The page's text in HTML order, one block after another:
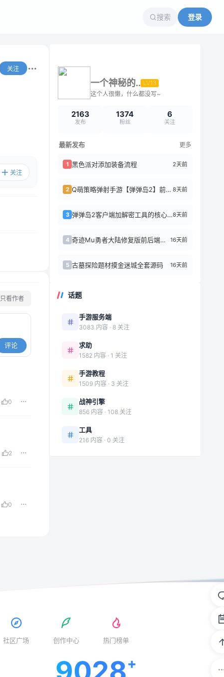
搜索 登录
关注
关注
只看作者
评论
0
2
0
一个神秘的.. LV13
这个人很懒，什么都没写~
2163
发布
1374
粉丝
6
关注
最新发布 更多
1 黑色派对添加装备流程 2天前
2 Q萌策略弹射手游【弹弹岛2】前后端全套源码+搭建教程 8天前
3 弹弹岛2客户端加解密工具的核心逻辑8天前
4 奇迹Mu勇者大陆修复版前后端源代码+Linux手工端 16天前
5 古墓探险题材摸金迷城全套源码 16天前
话题
手游服务端
3083 内容 · 8 关注
求助
1582 内容 · 1 关注
手游教程
1509 内容 · 3 关注
战神引擎
856 内容 · 108 关注
工具
216 内容 · 0 关注
社区广场 创作中心 热门榜单